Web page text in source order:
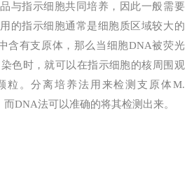
与指示细胞共同培养，因此一般需要
的指示细胞通常是细胞质区域较大的
含有支原体，那么当细胞DNA被荧光
色时，就可以在指示细胞的核周围观
粒。分离培养法用来检测支原体M.
DNA法可以准确的将其检测出来。